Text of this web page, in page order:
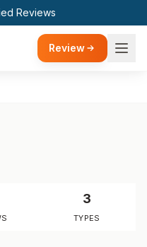
Reviews
Review
3
TYPES